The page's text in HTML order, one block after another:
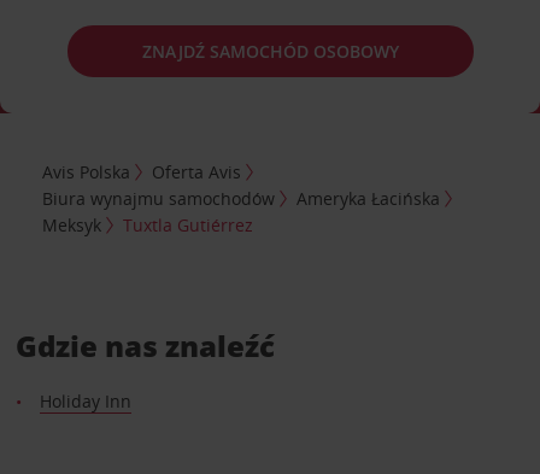
ZNAJDŹ SAMOCHÓD OSOBOWY
Avis Polska
Oferta Avis
Biura wynajmu samochodów
Ameryka Łacińska
Meksyk
Tuxtla Gutiérrez
Gdzie nas znaleźć
Holiday Inn